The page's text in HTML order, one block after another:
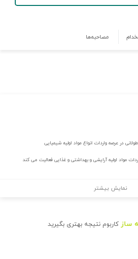
مصاحبه‌ها
در عرصه واردات انواع مواد اولیه شیمیایی
مواد اولیه آرایشی و بهداشتی و غذایی فعالیت می کند
نمایش بیشتر
ساز کاربوم نتیجه بهتری بگیرید